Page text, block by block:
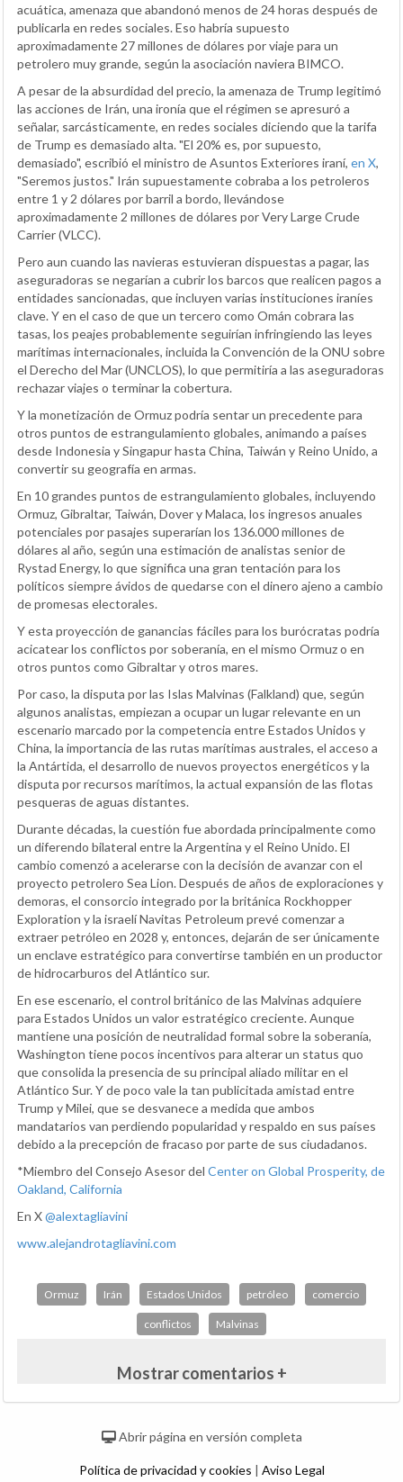
acuática, amenaza que abandonó menos de 24 horas después de
publicarla en redes sociales. Eso habría supuesto
aproximadamente 27 millones de dólares por viaje para un
petrolero muy grande, según la asociación naviera BIMCO.
A pesar de la absurdidad del precio, la amenaza de Trump legitimó
las acciones de Irán, una ironía que el régimen se apresuró a
señalar, sarcásticamente, en redes sociales diciendo que la tarifa
de Trump es demasiado alta. "El 20% es, por supuesto,
demasiado", escribió el ministro de Asuntos Exteriores iraní, en X,
"Seremos justos." Irán supuestamente cobraba a los petroleros
entre 1 y 2 dólares por barril a bordo, llevándose
aproximadamente 2 millones de dólares por Very Large Crude
Carrier (VLCC).
Pero aun cuando las navieras estuvieran dispuestas a pagar, las
aseguradoras se negarían a cubrir los barcos que realicen pagos a
entidades sancionadas, que incluyen varias instituciones iraníes
clave. Y en el caso de que un tercero como Omán cobrara las
tasas, los peajes probablemente seguirían infringiendo las leyes
marítimas internacionales, incluida la Convención de la ONU sobre
el Derecho del Mar (UNCLOS), lo que permitiría a las aseguradoras
rechazar viajes o terminar la cobertura.
Y la monetización de Ormuz podría sentar un precedente para
otros puntos de estrangulamiento globales, animando a países
desde Indonesia y Singapur hasta China, Taiwán y Reino Unido, a
convertir su geografía en armas.
En 10 grandes puntos de estrangulamiento globales, incluyendo
Ormuz, Gibraltar, Taiwán, Dover y Malaca, los ingresos anuales
potenciales por pasajes superarían los 136.000 millones de
dólares al año, según una estimación de analistas senior de
Rystad Energy, lo que significa una gran tentación para los
políticos siempre ávidos de quedarse con el dinero ajeno a cambio
de promesas electorales.
Y esta proyección de ganancias fáciles para los burócratas podría
acicatear los conflictos por soberanía, en el mismo Ormuz o en
otros puntos como Gibraltar y otros mares.
Por caso, la disputa por las Islas Malvinas (Falkland) que, según
algunos analistas, empiezan a ocupar un lugar relevante en un
escenario marcado por la competencia entre Estados Unidos y
China, la importancia de las rutas marítimas australes, el acceso a
la Antártida, el desarrollo de nuevos proyectos energéticos y la
disputa por recursos marítimos, la actual expansión de las flotas
pesqueras de aguas distantes.
Durante décadas, la cuestión fue abordada principalmente como
un diferendo bilateral entre la Argentina y el Reino Unido. El
cambio comenzó a acelerarse con la decisión de avanzar con el
proyecto petrolero Sea Lion. Después de años de exploraciones y
demoras, el consorcio integrado por la británica Rockhopper
Exploration y la israelí Navitas Petroleum prevé comenzar a
extraer petróleo en 2028 y, entonces, dejarán de ser únicamente
un enclave estratégico para convertirse también en un productor
de hidrocarburos del Atlántico sur.
En ese escenario, el control británico de las Malvinas adquiere
para Estados Unidos un valor estratégico creciente. Aunque
mantiene una posición de neutralidad formal sobre la soberanía,
Washington tiene pocos incentivos para alterar un status quo
que consolida la presencia de su principal aliado militar en el
Atlántico Sur. Y de poco vale la tan publicitada amistad entre
Trump y Milei, que se desvanece a medida que ambos
mandatarios van perdiendo popularidad y respaldo en sus países
debido a la precepción de fracaso por parte de sus ciudadanos.
*Miembro del Consejo Asesor del Center on Global Prosperity, de
Oakland, California
En X@alextagliavini
www.alejandrotagliavini.com
Ormuz Irán Estados Unidos petróleo comercio
conflictos Malvinas
Mostrar comentarios +
Abrir página en versión completa
Política de privacidad y cookies | Aviso Legal